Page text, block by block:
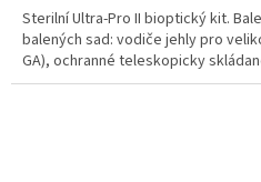
Sterilní Ultra-Pro II bioptický kit.
balených sad: vodiče jehly pro
GA), ochranné teleskopicky